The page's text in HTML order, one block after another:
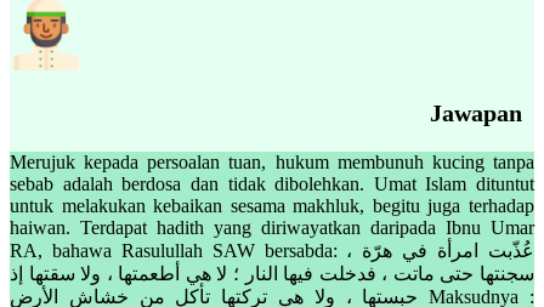
Jawapan
Merujuk kepada persoalan tuan, hukum membunuh kucing tanpa
sebab adalah berdosa dan tidak dibolehkan. Umat Islam dituntut
untuk melakukan kebaikan sesama makhluk, begitu juga terhadap
haiwan. Terdapat hadith yang diriwayatkan daripada Ibnu Umar
RA, bahawa Rasulullah SAW bersabda: عُذّبت امرأة في هرّة ،
سجنتها حتى ماتت ، فدخلت فيها النار ؛ لا هي أطعمتها ، ولا سقتها إذ
حبستها ، ولا هي تركتها تأكل من خشاش الأرض Maksudnya :